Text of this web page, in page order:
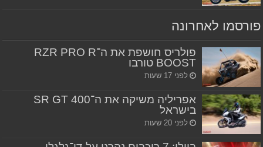
פורסמו לאחרונה
פולריס חושפת את ה־RZR PRO R
BOOST טורבו
לפני 17 שעות
אפריליה משיקה את ה־SR GT 400
בישראל
לפני 20 שעות